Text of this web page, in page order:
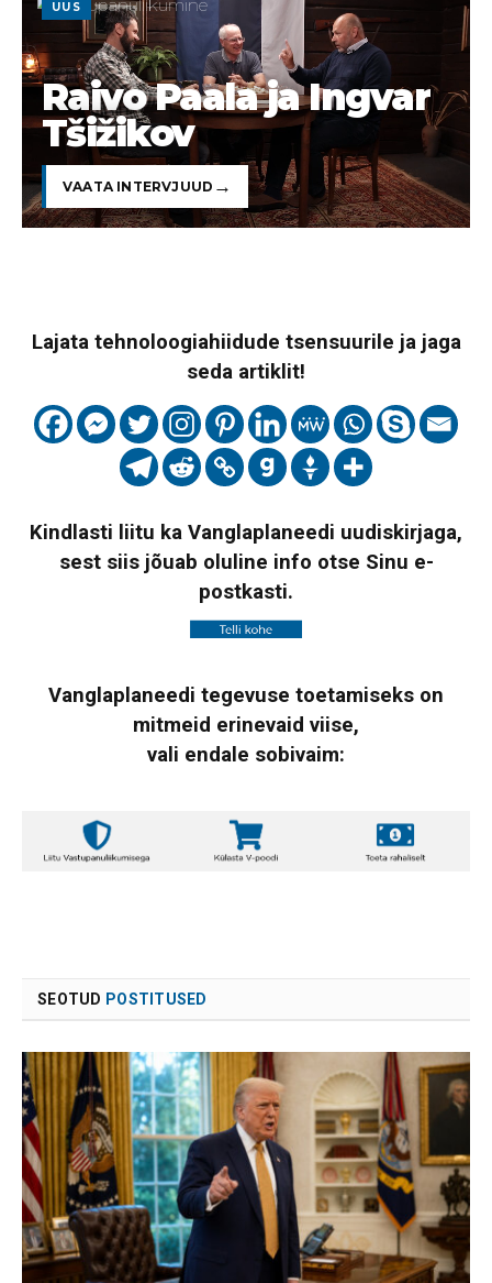
UUS
Raivo Paala ja Ingvar
Tšižikov
VAATA INTERVJUUD
Lajata tehnoloogiahiidude tsensuurile ja jaga
seda artiklit!
Kindlasti liitu ka Vanglaplaneedi uudiskirjaga,
sest siis jõuab oluline info otse Sinu e-
postkasti.
Vanglaplaneedi tegevuse toetamiseks on
mitmeid erinevaid viise,
vali endale sobivaim:
SEOTUD POSTITUSED